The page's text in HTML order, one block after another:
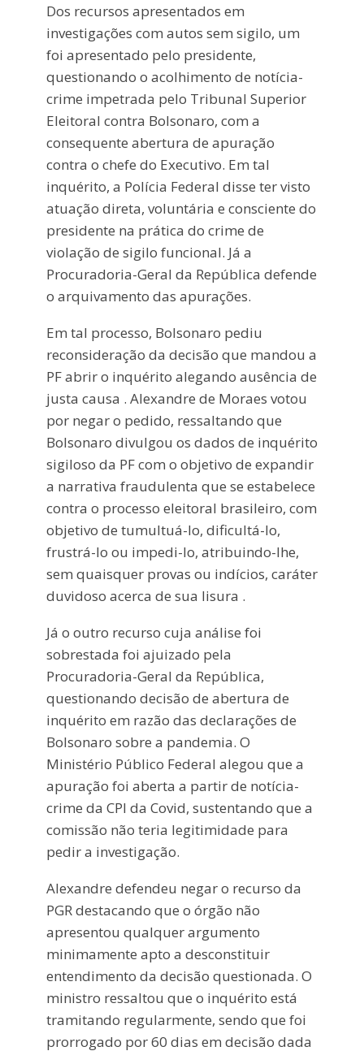
Dos recursos apresentados em
investigações com autos sem sigilo, um
foi apresentado pelo presidente,
questionando o acolhimento de notícia-
crime impetrada pelo Tribunal Superior
Eleitoral contra Bolsonaro, com a
consequente abertura de apuração
contra o chefe do Executivo. Em tal
inquérito, a Polícia Federal disse ter visto
atuação direta, voluntária e consciente do
presidente na prática do crime de
violação de sigilo funcional. Já a
Procuradoria-Geral da República defende
o arquivamento das apurações.
Em tal processo, Bolsonaro pediu
reconsideração da decisão que mandou a
PF abrir o inquérito alegando ausência de
justa causa . Alexandre de Moraes votou
por negar o pedido, ressaltando que
Bolsonaro divulgou os dados de inquérito
sigiloso da PF com o objetivo de expandir
a narrativa fraudulenta que se estabelece
contra o processo eleitoral brasileiro, com
objetivo de tumultuá-lo, dificultá-lo,
frustrá-lo ou impedi-lo, atribuindo-lhe,
sem quaisquer provas ou indícios, caráter
duvidoso acerca de sua lisura .
Já o outro recurso cuja análise foi
sobrestada foi ajuizado pela
Procuradoria-Geral da República,
questionando decisão de abertura de
inquérito em razão das declarações de
Bolsonaro sobre a pandemia. O
Ministério Público Federal alegou que a
apuração foi aberta a partir de notícia-
crime da CPI da Covid, sustentando que a
comissão não teria legitimidade para
pedir a investigação.
Alexandre defendeu negar o recurso da
PGR destacando que o órgão não
apresentou qualquer argumento
minimamente apto a desconstituir
entendimento da decisão questionada. O
ministro ressaltou que o inquérito está
tramitando regularmente, sendo que foi
prorrogado por 60 dias em decisão dada